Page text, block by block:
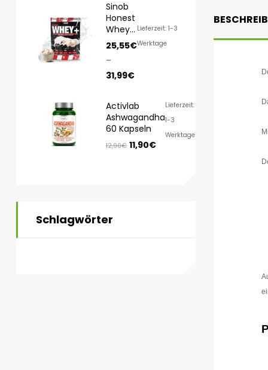
Sinob
Honest
Whey
1000g/
820g
25,55€
–
31,99€
Lieferzeit: 1-3
Werktage
Activlab
Ashwagandha
60 Kapseln
12,90€ 11,90€
Lieferzeit:
1-3
Werktage
Schlagwörter